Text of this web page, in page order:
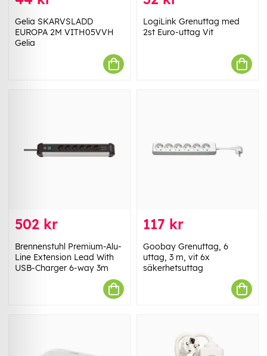
Gelia SKARVSLADD
EUROPA 2M VITH05VVH
Gelia
LogiLink Grenuttag med
2st Euro-uttag Vit
502 kr
Brennenstuhl Premium-Alu-
Line Extension Lead With
USB-Charger 6-way 3m
117 kr
Goobay Grenuttag, 6
uttag, 3 m, vit 6x
säkerhetsuttag